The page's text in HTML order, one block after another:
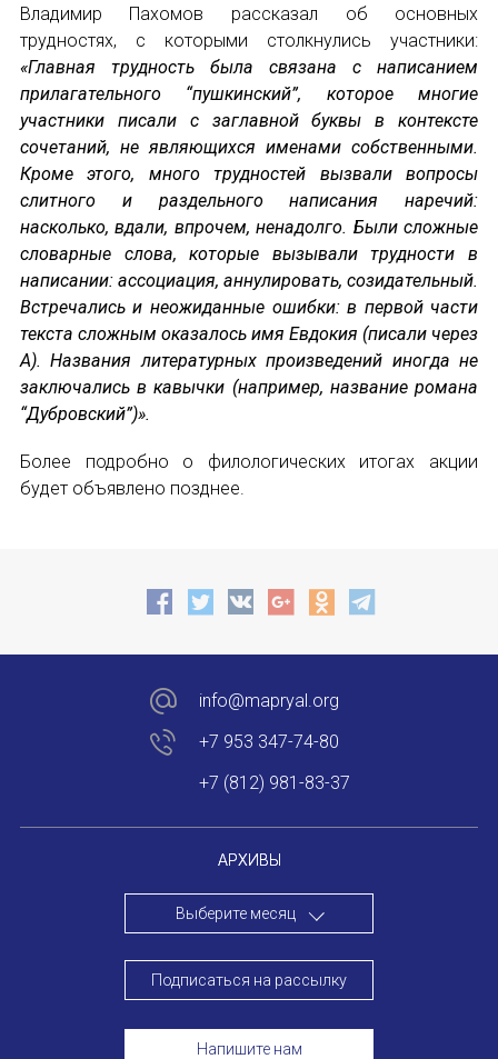
Международный образовательно-
Форум в Гаване «Русская литература в
Мобильное приложение TORFL GO
БИБЛИОТЕКА МАПРЯЛ
+7 953 347-74-80
info@mapryal.org
Владимир Пахомов рассказал об основных
трудностях, с которыми столкнулись участники:
«Главная трудность была связана с написанием
прилагательного “пушкинский”, которое многие
участники писали с заглавной буквы в контексте
сочетаний, не являющихся именами собственными.
Кроме этого, много трудностей вызвали вопросы
слитного и раздельного написания наречий:
насколько, вдали, впрочем, ненадолго. Были сложные
словарные слова, которые вызывали трудности в
написании: ассоциация, аннулировать, созидательный.
Встречались и неожиданные ошибки: в первой части
текста сложным оказалось имя Евдокия (писали через
А). Названия литературных произведений иногда не
заключались в кавычки (например, название романа
“Дубровский”)».
Более подробно о филологических итогах акции
будет объявлено позднее.
АРХИВЫ
Выберите месяц
Подписаться на рассылку
Напишите нам
info@mapryal.org
+7 953 347-74-80
+7 (812) 981-83-37